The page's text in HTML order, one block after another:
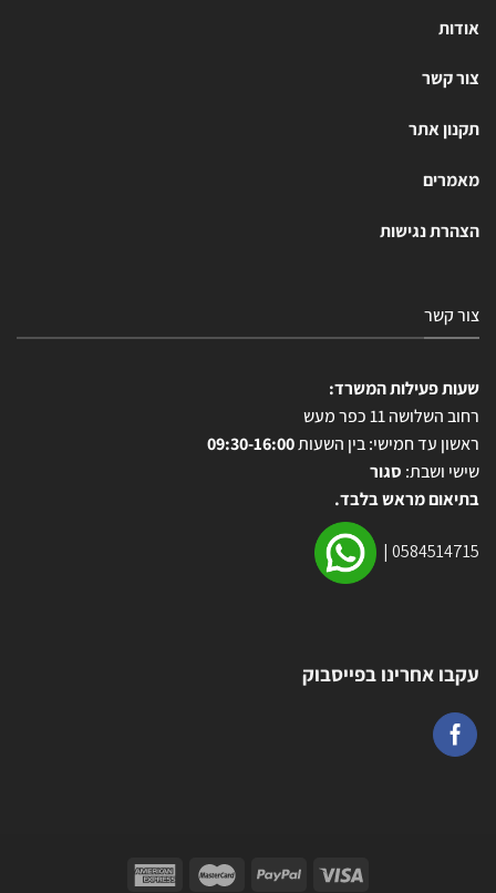
אודות
צור קשר
תקנון אתר
מאמרים
הצהרת נגישות
צור קשר
שעות פעילות המשרד:
רחוב השלושה 11 כפר מעש
ראשון עד חמישי: בין השעות09:30-16:00
שישי ושבת: סגור
בתיאום מראש בלבד.
0584514715
|
עקבו אחרינו בפייסבוק